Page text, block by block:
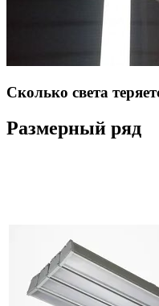
Сколько света
Размерный ряд